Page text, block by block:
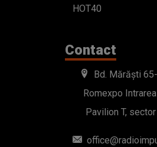
HOT40
Contact
Bd. Mărăști
Romexpo Intrarea
Pavilion T, sector